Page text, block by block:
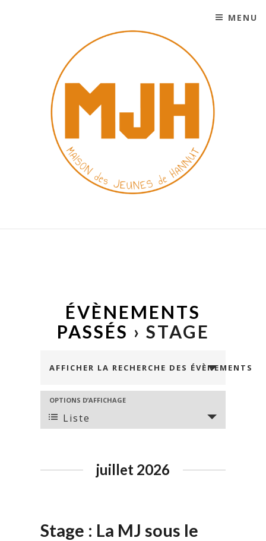
MENU
ÉVÈNEMENTS
PASSÉS › STAGE
Recherche
navigation
de
Évènements
AFFICHER LA RECHERCHE DES ÉVÈNEMENTS
NAVIGATION
DE
VUES
OPTIONS D’AFFICHAGE
Liste
juillet 2026
Stage : La MJ sous le